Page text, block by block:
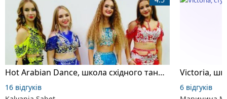
Hot Arabian Dance, школа східного танцю
16 відгуків
6 відгуків